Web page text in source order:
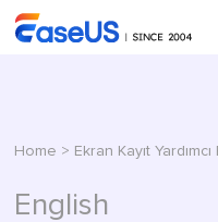
Home > Ekran Kayıt Yardımcı
English